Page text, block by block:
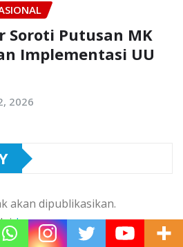
Soroti Putusan MK
Implementasi UU
2026
akan dipublikasikan.
*